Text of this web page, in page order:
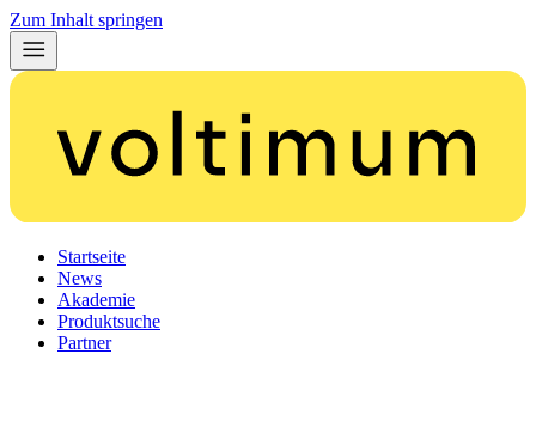
Zum Inhalt springen
Startseite
News
Akademie
Produktsuche
Partner